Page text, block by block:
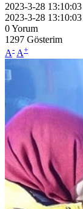
2023-3-28 13:10:03
2023-3-28 13:10:03
0Yorum
1297 Gösterim
A- A+